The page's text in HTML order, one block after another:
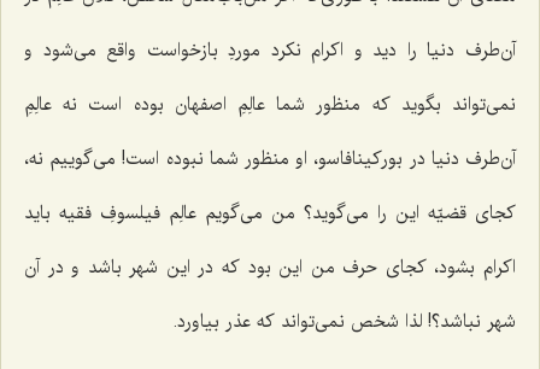
آن‌طرف دنیا را دید و اکرام نکرد موردِ بازخواست واقع می‌شود و
نمی‌تواند بگوید که منظور شما عالِمِ اصفهان بوده است نه عالِمِ
آن‌طرف دنیا در بورکینافاسو، او منظور شما نبوده است! می‌گوییم نه،
کجای قضیّه این را می‌گوید؟ من می‌گویم عالِم فیلسوفِ فقیه باید
اکرام بشود، کجای حرف من این بود که در این شهر باشد و در آن
شهر نباشد؟! لذا شخص نمی‌تواند که عذر بیاورد.